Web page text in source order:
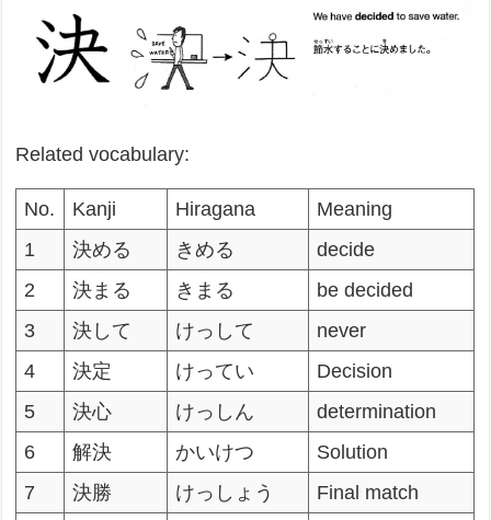
Related vocabulary:
No. Kanji Hiragana
Meaning
1
決める きめる
decide
2
決まる きまる
be decided
3
決して けっして
never
4
決定 けってい
Decision
5
決心 けっしん
determination
6
解決 かいけつ
Solution
7
決勝 けっしょう Final match